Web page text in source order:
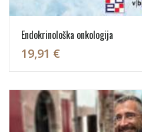
Endokrinološka onkologija
19,91 €